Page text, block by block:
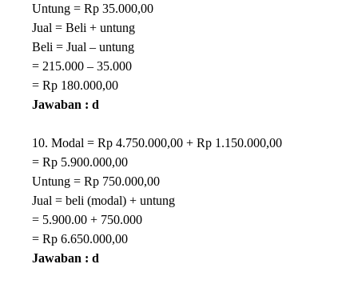
Untung = Rp 35.000,00
Jual = Beli + untung
Beli = Jual – untung
= 215.000 – 35.000
= Rp 180.000,00
Jawaban : d
10. Modal = Rp 4.750.000,00 + Rp 1.150.000,00
= Rp 5.900.000,00
Untung = Rp 750.000,00
Jual = beli (modal) + untung
= 5.900.00 + 750.000
= Rp 6.650.000,00
Jawaban : d